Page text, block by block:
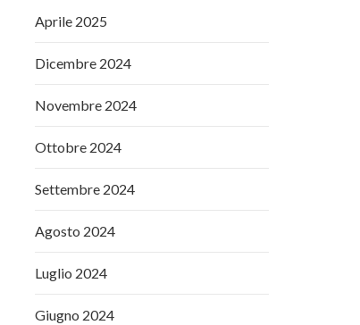
Aprile 2025
Dicembre 2024
Novembre 2024
Ottobre 2024
Settembre 2024
Agosto 2024
Luglio 2024
Giugno 2024